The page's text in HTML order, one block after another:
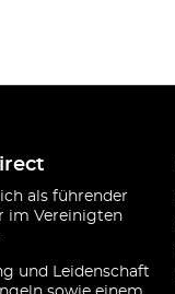
als führender
im Vereinigten
und Leidenschaft